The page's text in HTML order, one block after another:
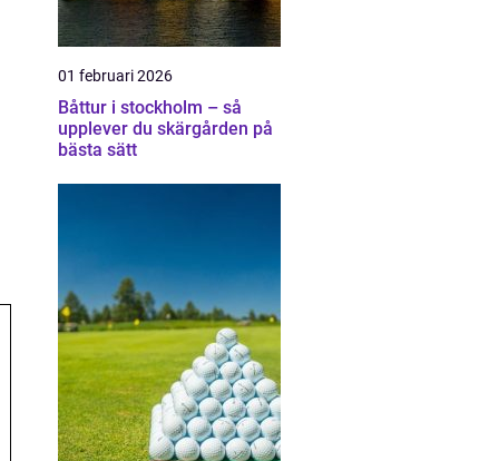
01 februari 2026
Båttur i stockholm – så
upplever du skärgården på
bästa sätt